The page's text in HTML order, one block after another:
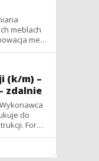
meblach
(k/m) –
zdalnie
do
Forma
–